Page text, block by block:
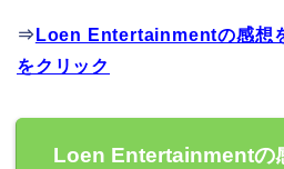
⇒ Loen Entertainmentの感想
をクリック
Loen Entertainmentの